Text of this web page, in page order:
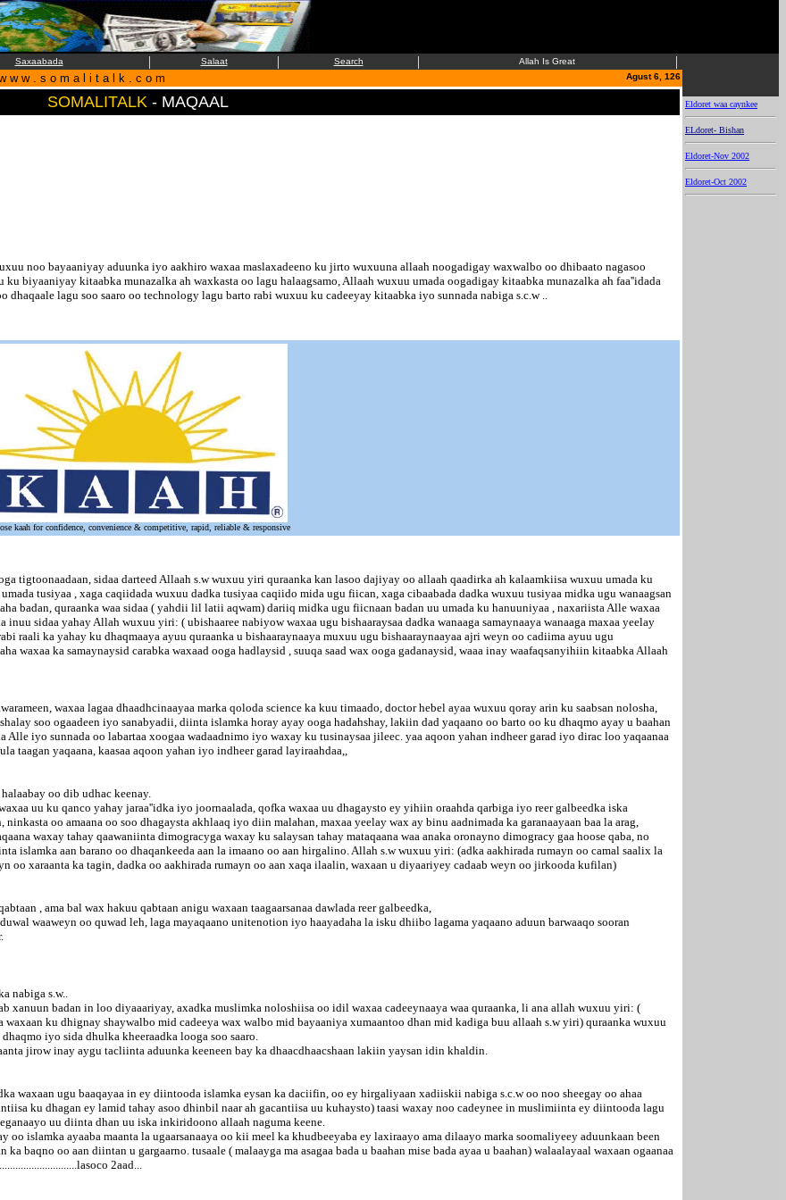
Saxaabada | Salaat | Search | Allah Is Great |
w w . s o m a l i t a l k . c o m Agust 6, 126
SOMALITALK - MAQAAL
noo bayaaniyay aduunka iyo aakhiro waxaa maslaxadeeno ku jirto wuxuuna allaah noogadigay waxwalbo oo dhibaato nagasoo
biyaaniyay kitaabka munazalka ah waxkasta oo lagu halaagsamo, Allaah wuxuu umada oogadigay kitaabka munazalka ah faa''idada
lagu soo saaro oo technology lagu barto rabi wuxuu ku cadeeyay kitaabka iyo sunnada nabiga s.c.w ..
kaah for confidence, convenience & competitive, rapid, reliable & responsive
tigtoonaadaan, sidaa darteed Allaah s.w wuxuu yiri quraanka kan lasoo dajiyay oo allaah qaadirka ah kalaamkiisa wuxuu umada ku
tusiyaa , xaga caqiidada wuxuu dadka tusiyaa caqiido mida ugu fiican, xaga cibaabada dadka wuxuu tusiyaa midka ugu wanaagsan
badan, quraanka waa sidaa ( yahdii lil latii aqwam) dariiq midka ugu fiicnaan badan uu umada ku hanuuniyaa , naxariista Alle waxaa
sidaa yahay Allah wuxuu yiri: ( ubishaaree nabiyow waxaa ugu bishaaraysaa dadka wanaaga samaynaaya wanaaga maxaa yeelay
raali ka yahay ku dhaqmaaya ayuu quraanka u bishaaraynaaya muxuu ugu bishaaraynaayaa ajri weyn oo cadiima ayuu ugu
waxaa ka samaynaysid carabka waxaad ooga hadlaysid , suuqa saad wax ooga gadanaysid, waaa inay waafaqsanyihiin kitaabka Allaah
waxaa lagaa dhaadhcinaayaa marka qoloda science ka kuu timaado, doctor hebel ayaa wuxuu qoray arin ku saabsan nolosha,
soo ogaadeen iyo sanabyadii, diinta islamka horay ayay ooga hadahshay, lakiin dad yaqaano oo barto oo ku dhaqmo ayay u baahan
iyo sunnada oo labartaa xoogaa wadaadnimo iyo waxay ku tusinaysaa jileec. yaa aqoon yahan indheer garad iyo dirac loo yaqaanaa
taagan yaqaana, kaasaa aqoon yahan iyo indheer garad layiraahdaa,,
oo dib udhac keenay.
uu ku qanco yahay jaraa''idka iyo joornaalada, qofka waxaa uu dhagaysto ey yihiin oraahda qarbiga iyo reer galbeedka iska
oo amaana oo soo dhagaysta akhlaaq iyo diin malahan, maxaa yeelay wax ay binu aadnimada ka garanaayaan baa la arag,
waxay tahay qaawaniinta dimogracyga waxay ku salaysan tahay mataqaana waa anaka oronayno dimogracy gaa hoose qaba, no
islamka aan barano oo dhaqankeeda aan la imaano oo aan hirgalino. Allah s.w wuxuu yiri: (adka aakhirada rumayn oo camal saalix la
oo xaraanta ka tagin, dadka oo aakhirada rumayn oo aan xaqa ilaalin, waxaan u diyaariyey cadaab weyn oo jirkooda kufilan)
, ama bal wax hakuu qabtaan anigu waxaan taagaarsanaa dawlada reer galbeedka,
waaweyn oo quwad leh, laga mayaqaano unitenotion iyo haayadaha la isku dhiibo lagama yaqaano aduun barwaaqo sooran
nabiga s.w..
xanuun badan in loo diyaaariyay, axadka muslimka noloshiisa oo idil waxaa cadeeynaaya waa quraanka, li ana allah wuxuu yiri: (
ku dhignay shaywalbo mid cadeeya wax walbo mid bayaaniya xumaantoo dhan mid kadiga buu allaah s.w yiri) quraanka wuxuu
iyo sida dhulka kheeraadka looga soo saaro.
jirow inay aygu tacliinta aduunka keeneen bay ka dhaacdhaacshaan lakiin yaysan idin khaldin.
waxaan ugu baaqayaa in ey diintooda islamka eysan ka daciifin, oo ey hirgaliyaan xadiiskii nabiga s.c.w oo noo sheegay oo ahaa
ku dhagan ey lamid tahay asoo dhinbil naar ah gacantiisa uu kuhaysto) taasi waxay noo cadeynee in muslimiinta ey diintooda lagu
uu diinta dhan uu iska inkiridoono allaah naguma keene.
oo islamka ayaaba maanta la ugaarsanaaya oo kii meel ka khudbeeyaba ey laxiraayo ama dilaayo marka soomaliyeey aduunkaan been
baqno oo aan diintan u gargaarno. tusaale ( malaayga ma asagaa bada u baahan mise bada ayaa u baahan) walaalayaal waxaan ogaanaa
2aad...
Eldoret waa caynkee
ELdoret- Bishan
Eldoret-Nov 2002
Eldoret-Oct 2002